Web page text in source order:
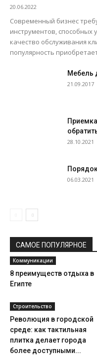
20.06.2022
Современный бизнес
инструментов, способных
качество обслуживания
популярность
Мебель
21.09.2017
28.10.2021
06.03.2021
САМОЕ ПОПУЛЯРНОЕ
Коммуникации
8 преимуществ отдыха в
Египте
Строительство
Революция в городской
среде: как тактильная
плитка делает города
более доступными...